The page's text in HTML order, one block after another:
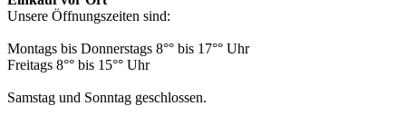
Unsere Öffnungszeiten sind:
Montags bis Donnerstags 8°° bis 17°° Uhr
Freitags 8°° bis 15°° Uhr
Samstag und Sonntag geschlossen.